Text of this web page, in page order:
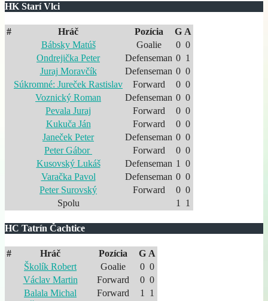
HK Starí Vlci
# Hráč Pozícia G A
Bábsky Matúš
Goalie 0 0
Ondrejička Peter
Defenseman 0 1
Juraj Moravčík
Defenseman 0 0
Súkromné: Jureček Rastislav
Forward 0 0
Voznický Roman
Defenseman 0 0
Pevala Juraj
Forward 0 0
Kukuča Ján
Forward 0 0
Janeček Peter
Defenseman 0 0
Peter Gábor
Forward 0 0
Kusovský Lukáš
Defenseman 1
0
Varačka Pavol
Defenseman 0 0
Peter Surovský
Forward 0 0
Spolu
1 1
HC Tatrín Čachtice
# Hráč Pozícia G A
Školík Robert
Goalie 0 0
Václav Martin
Forward 0 0
Balala Michal
Forward 1 1